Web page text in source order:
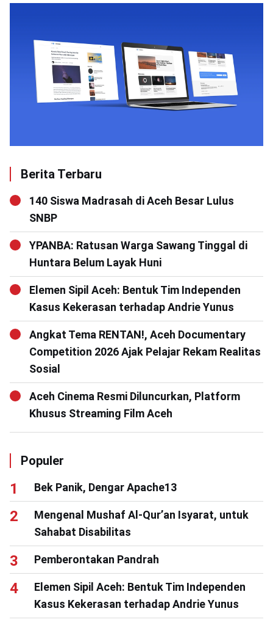
Berita Terbaru
140 Siswa Madrasah di Aceh Besar Lulus
SNBP
YPANBA: Ratusan Warga Sawang Tinggal di
Huntara Belum Layak Huni
Elemen Sipil Aceh: Bentuk Tim Independen
Kasus Kekerasan terhadap Andrie Yunus
Angkat Tema RENTAN!, Aceh Documentary
Competition 2026 Ajak Pelajar Rekam Realitas
Sosial
Aceh Cinema Resmi Diluncurkan, Platform
Khusus Streaming Film Aceh
Populer
Bek Panik, Dengar Apache13
Mengenal Mushaf Al-Qur’an Isyarat, untuk
Sahabat Disabilitas
Pemberontakan Pandrah
Elemen Sipil Aceh: Bentuk Tim Independen
Kasus Kekerasan terhadap Andrie Yunus